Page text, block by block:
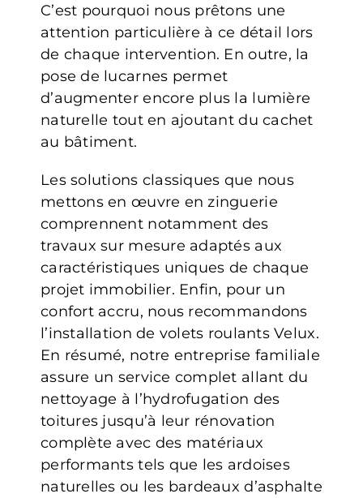
C’est pourquoi nous prêtons une
attention particulière à ce détail lors
de chaque intervention. En outre, la
pose de lucarnes permet
d’augmenter encore plus la lumière
naturelle tout en ajoutant du cachet
au bâtiment.
Les solutions classiques que nous
mettons en œuvre en zinguerie
comprennent notamment des
travaux sur mesure adaptés aux
caractéristiques uniques de chaque
projet immobilier. Enfin, pour un
confort accru, nous recommandons
l’installation de volets roulants Velux.
En résumé, notre entreprise familiale
assure un service complet allant du
nettoyage à l’hydrofugation des
toitures jusqu’à leur rénovation
complète avec des matériaux
performants tels que les ardoises
naturelles ou les bardeaux d’asphalte